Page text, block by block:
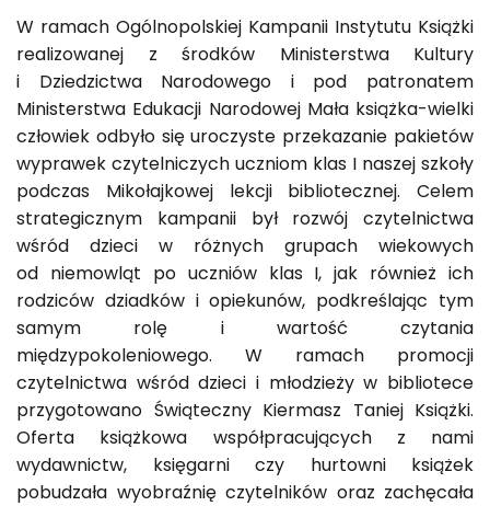
W ramach Ogólnopolskiej Kampanii Instytutu Książki
realizowanej z środków Ministerstwa Kultury
i Dziedzictwa Narodowego i pod patronatem
Ministerstwa Edukacji Narodowej Mała książka-wielki
człowiek odbyło się uroczyste przekazanie pakietów
wyprawek czytelniczych uczniom klas I naszej szkoły
podczas Mikołajkowej lekcji bibliotecznej. Celem
strategicznym kampanii był rozwój czytelnictwa
wśród dzieci w różnych grupach wiekowych
od niemowląt po uczniów klas I, jak również ich
rodziców dziadków i opiekunów, podkreślając tym
samym rolę i wartość czytania
międzypokoleniowego. W ramach promocji
czytelnictwa wśród dzieci i młodzieży w bibliotece
przygotowano Świąteczny Kiermasz Taniej Książki.
Oferta książkowa współpracujących z nami
wydawnictw, księgarni czy hurtowni książek
pobudzała wyobraźnię czytelników oraz zachęcała